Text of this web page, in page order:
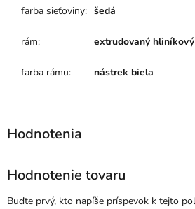
farba sieťoviny: šedá
rám: extrudovaný
farba rámu: nástrek biela
Hodnotenie tovaru
Buďte prvý, kto napíše príspevok k tejto